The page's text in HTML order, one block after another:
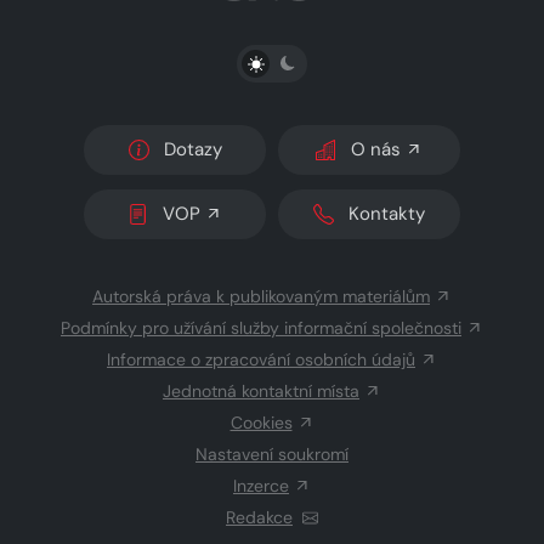
PŘEPNOUT SVĚTLÝ/TMAVÝ REŽIM
Dotazy O nás
VOP Kontakty
Autorská práva k publikovaným materiálům
Podmínky pro užívání služby informační společnosti
Informace o zpracování osobních údajů
Jednotná kontaktní místa
Cookies
Nastavení soukromí
Inzerce
Redakce